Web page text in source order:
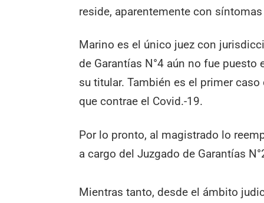
reside, aparentemente con
Marino es el único juez con
de Garantías N°4 aún no fue
su titular. También es el primer
que contrae el Covid.-19.
Por lo pronto, al magistrado lo
a cargo del Juzgado de Garantías
Mientras tanto, desde el ámbito